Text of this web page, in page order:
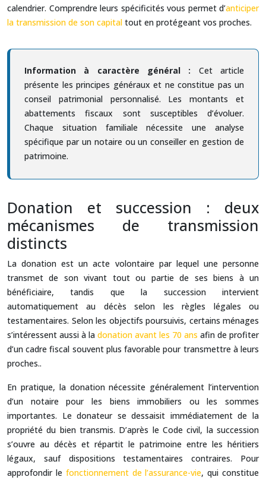
calendrier. Comprendre leurs spécificités vous permet d’anticiper
la transmission de son capital tout en protégeant vos proches.
Information à caractère général : Cet article
présente les principes généraux et ne constitue pas un
conseil patrimonial personnalisé. Les montants et
abattements fiscaux sont susceptibles d’évoluer.
Chaque situation familiale nécessite une analyse
spécifique par un notaire ou un conseiller en gestion de
patrimoine.
Donation et succession : deux
mécanismes de transmission
distincts
La donation est un acte volontaire par lequel une personne
transmet de son vivant tout ou partie de ses biens à un
bénéficiaire, tandis que la succession intervient
automatiquement au décès selon les règles légales ou
testamentaires. Selon les objectifs poursuivis, certains ménages
s’intéressent aussi à la donation avant les 70 ans afin de profiter
d’un cadre fiscal souvent plus favorable pour transmettre à leurs
proches..
En pratique, la donation nécessite généralement l’intervention
d’un notaire pour les biens immobiliers ou les sommes
importantes. Le donateur se dessaisit immédiatement de la
propriété du bien transmis. D’après le Code civil, la succession
s’ouvre au décès et répartit le patrimoine entre les héritiers
légaux, sauf dispositions testamentaires contraires. Pour
approfondir le fonctionnement de l’assurance-vie, qui constitue